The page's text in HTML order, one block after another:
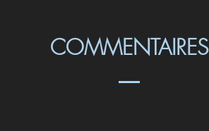
COMMENTAIRES